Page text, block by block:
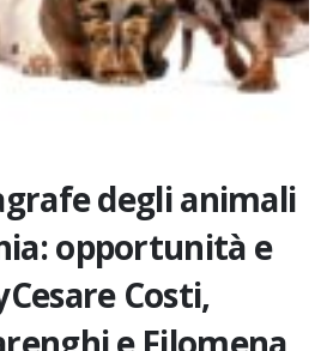
degli animali
opportunità e
Costi,